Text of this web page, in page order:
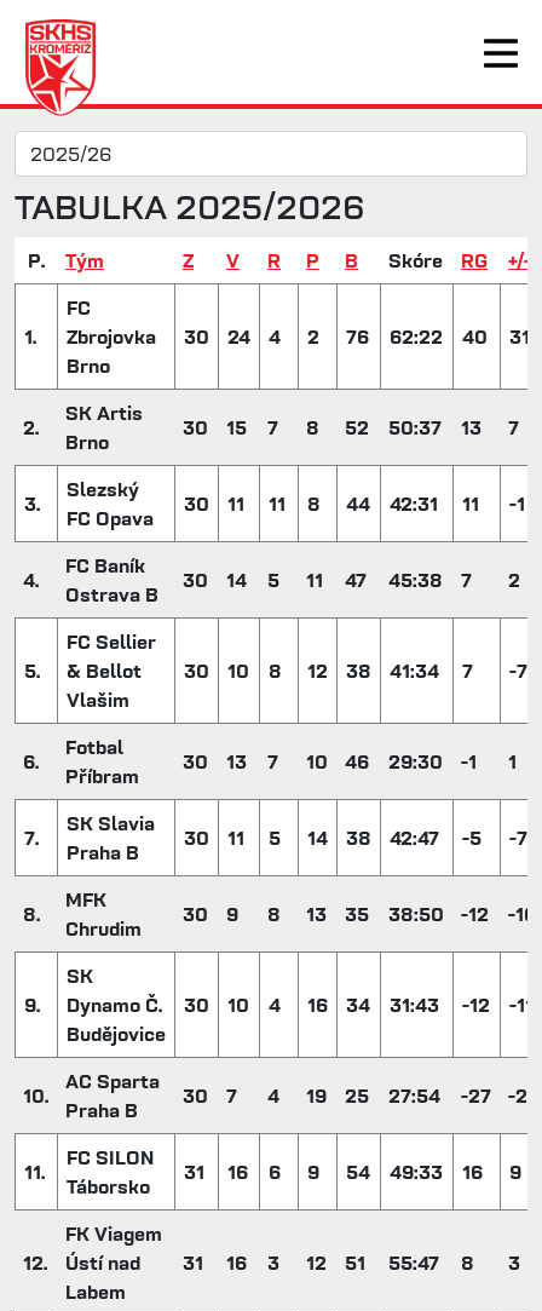
TABULKA 2025/2026
P. Tým Z V R P B Skóre RG +/-
1.
FC
Zbrojovka
Brno
30 24 4 2 76 62:22 40 31
2.
SK Artis
Brno
30 15 7 8 52 50:37 13 7
3.
Slezský
FC Opava
30 11 11 8 44 42:31 11 -1
4.
FC Baník
Ostrava B
30 14 5 11 47 45:38 7 2
5.
FC Sellier
& Bellot
Vlašim
30 10 8 12 38 41:34 7 -7
6.
Fotbal
Příbram
30 13 7 10 46 29:30 -1 1
7.
SK Slavia
Praha B
30 11 5 14 38 42:47 -5 -7
8.
MFK
Chrudim
30 9 8 13 35 38:50 -12 -10
9.
SK
Dynamo Č.
Budějovice
30 10 4 16 34 31:43 -12 -11
10.
AC Sparta
Praha B
30 7 4 19 25 27:54 -27 -
11.
FC SILON
Táborsko
31 16 6 9 54 49:33 16 9
12.
FK Viagem
Ústí nad
Labem
31 16 3 12 51 55:47 8 3